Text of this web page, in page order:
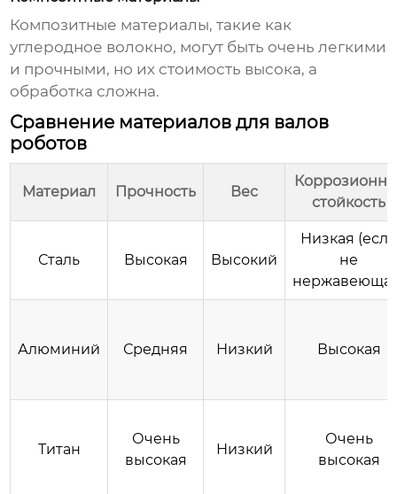
Композитные материалы, такие как
углеродное волокно, могут быть очень легкими
и прочными, но их стоимость высока, а
обработка сложна.
Сравнение материалов для валов
роботов
Материал Прочность Вес
стойкость
Сталь Высокая Высокий
Низкая (если
не
Алюминий Средняя Низкий Высокая
Титан
Очень
высокая
Низкий
Очень
высокая